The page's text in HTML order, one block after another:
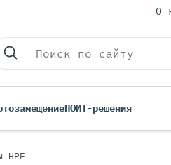
О
ПОИТ-решения
HPE